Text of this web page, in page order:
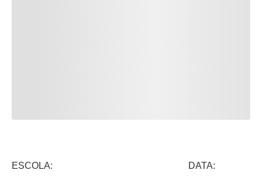
ESCOLA: DATA: